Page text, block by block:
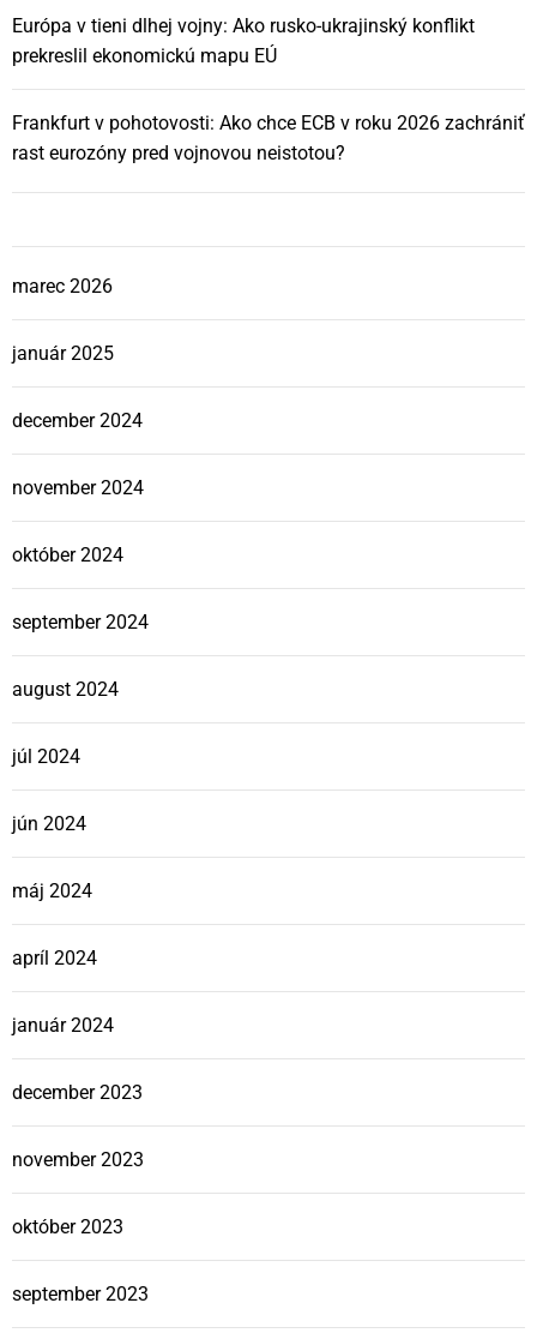
Európa v tieni dlhej vojny: Ako rusko-ukrajinský konflikt
prekreslil ekonomickú mapu EÚ
Frankfurt v pohotovosti: Ako chce ECB v roku 2026 zachrániť
rast eurozóny pred vojnovou neistotou?
marec 2026
január 2025
december 2024
november 2024
október 2024
september 2024
august 2024
júl 2024
jún 2024
máj 2024
apríl 2024
január 2024
december 2023
november 2023
október 2023
september 2023